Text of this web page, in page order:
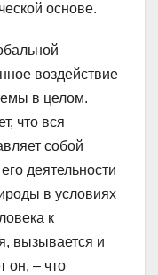
основе.
воздействие
в целом.
что вся
собой
деятельности
в условиях
к
вызывается и
он, – что